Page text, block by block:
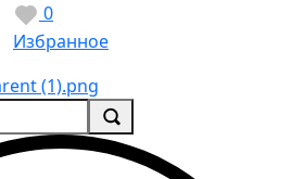
0
Избранное